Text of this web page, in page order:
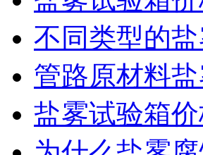
不同类型的
管路原材料
盐雾试验箱